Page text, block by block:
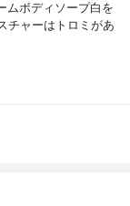
ムボディソープ白を
チャーはトロミがあ